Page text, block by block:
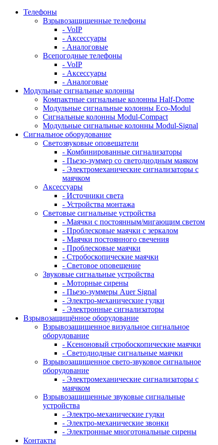
Телефоны
Взрывозащищенные телефоны
- VoIP
- Аксессуары
- Аналоговые
Всепогодные телефоны
- VoIP
- Аксессуары
- Аналоговые
Модульные сигнальные колонны
Компактные сигнальные колонны Half-Dome
Модульные сигнальные колонны Eco-Modul
Сигнальные колонны Modul-Compact
Модульные сигнальные колонны Modul-Signal
Сигнальное оборудование
Светозвуковые оповещатели
- Комбинированные сигнализаторы
- Пьезо-зуммер со светодиодным маяком
- Электромеханические сигнализаторы с
маячком
Аксессуары
- Источники света
- Устройства монтажа
Световые сигнальные устройства
- Маячки с постоянным/мигающим светом
- Проблесковые маячки с зеркалом
- Маячки постоянного свечения
- Проблесковые маячки
- Стробоскопические маячки
- Световое оповещение
Звуковые сигнальные устройства
- Моторные сирены
- Пьезо-зуммеры Auer Signal
- Электро-механические гудки
- Электронные сигнализаторы
Взрывозащищённое оборудование
Взрывозащищенное визуальное сигнальное
оборудование
- Ксеноновый стробоскопические маячки
- Светодиодные сигнальные маячки
Взрывозащищенное свето-звуковое сигнальное
оборудование
- Электромеханические сигнализаторы с
маячком
Взрывозащищенные звуковые сигнальные
устройства
- Электро-механические гудки
- Электро-механические звонки
- Электронные многотональные сирены
Контакты